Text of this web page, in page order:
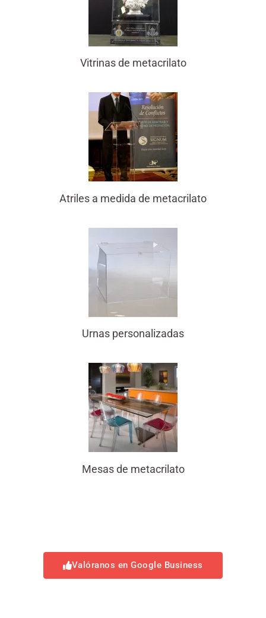
Vitrinas de metacrilato
Atriles a medida de metacrilato
Urnas personalizadas
Mesas de metacrilato
Valóranos en Google Business